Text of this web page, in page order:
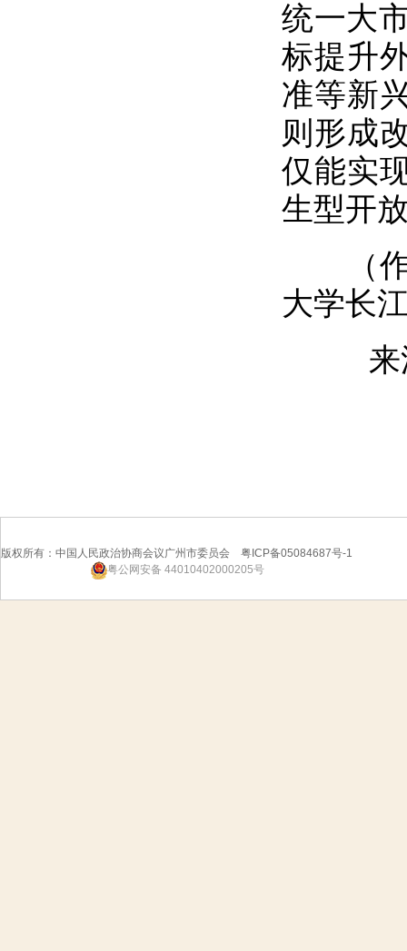
统一大
标提升
准等新
则形成
仅能实
生型开
（作
大学长
来源
版权所有：中国人民政治协商会议广州市委员会 粤ICP备05084687号-1
粤公网安备 44010402000205号